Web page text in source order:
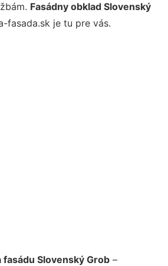
Fasádny obklad Slovenský
fasada.sk je tu pre vás.
fasádu Slovenský Grob –